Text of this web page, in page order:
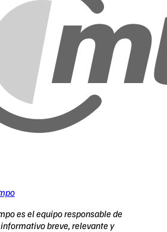
es el equipo responsable de
breve, relevante y